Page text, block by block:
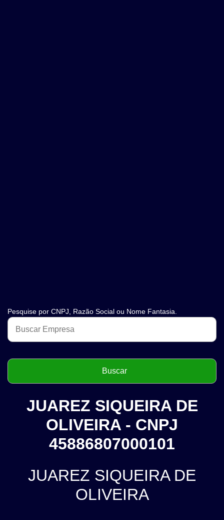
Pesquise por CNPJ, Razão Social ou Nome Fantasia.
JUAREZ SIQUEIRA DE
OLIVEIRA - CNPJ
45886807000101
JUAREZ SIQUEIRA DE
OLIVEIRA